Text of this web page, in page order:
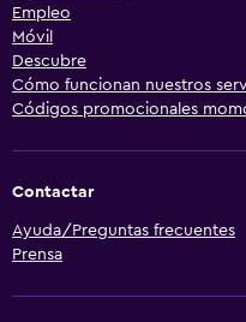
Empleo
Móvil
Descubre
Cómo funcionan nuestros
Códigos promocionales
Contactar
Ayuda/Preguntas frecuentes
Prensa